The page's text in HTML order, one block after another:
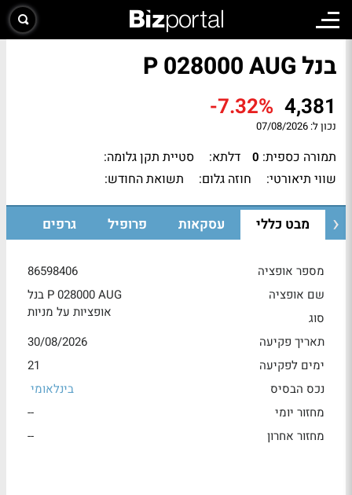
בנל P 028000 AUG
4,381
-7.32%
נכון ל: 07/08/2026
תמורה כספית: 0 דלתא:
סטיית תקן גלומה:
שווי תיאורטי:
חוזה גלום: תשואת החודש:
מבט כללי עסקאות פרופיל גרפים
מספר אופציה
86598406
שם אופציה
בנל P 028000 AUG
סוג
אופציות על מניות
תאריך פקיעה
30/08/2026
ימים לפקיעה
21
נכס הבסיס
בינלאומי
מחזור יומי
--
מחזור אחרון
--